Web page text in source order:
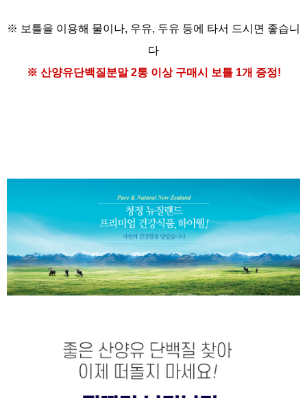
※ 보틀을 이용해 물이나, 우유, 두유 등에 타서 드시면 좋습니
다
※ 산양유단백질분말2통 이상 구매시 보틀 1개 증정!